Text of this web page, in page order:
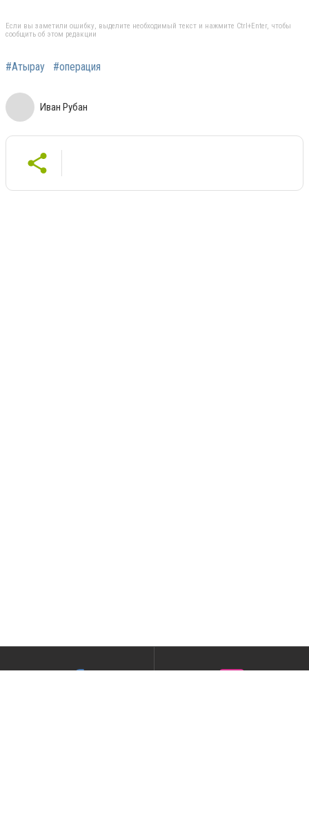
Если вы заметили ошибку, выделите необходимый текст и нажмите Ctrl+Enter, чтобы
сообщить об этом редакции
#Атырау #операция
Иван Рубан